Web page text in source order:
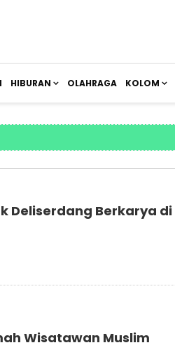
HIBURAN OLAHRAGA KOLOM
Deliserdang Berkarya di
Wisatawan Muslim